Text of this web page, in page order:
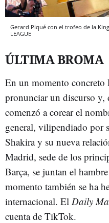
Gerard Piqué con el trofeo de la
LEAGUE
ÚLTIMA BROMA
En un momento concreto
pronunciar un discurso y,
comenzó a corear el
general, vilipendiado por
Shakira y su nueva
Madrid, sede de los
Barça, se juntan el
momento también se ha
internacional. El Daily
cuenta de TikTok.